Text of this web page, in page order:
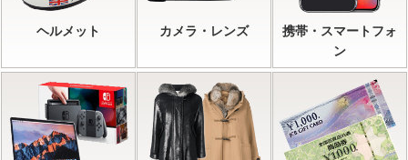
ヘルメット カメラ・レンズ
携帯・スマートフォ
ン